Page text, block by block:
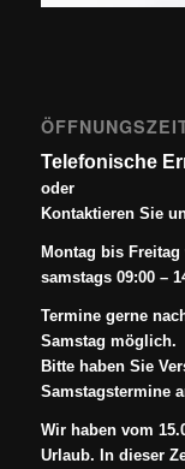
Telefonische
oder
Kontaktieren Sie
Montag bis Freitag
samstags 09:00 –
Termine gerne
Samstag möglich.
Bitte haben Sie
Samstagstermine
Wir haben vom
Urlaub. In dieser